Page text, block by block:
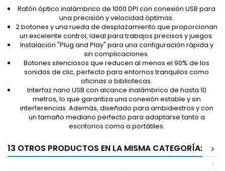
Ratón óptico inalámbrico de 1000 DPI con conexión USB para
una precisión y velocidad óptimas.
2 botones y una rueda de desplazamiento que proporcionan
un excelente control, ideal para trabajos precisos y juegos.
Instalación "Plug and Play" para una configuración rápida y
sin complicaciones.
Botones silenciosos que reducen al menos el 90% de los
sonidos de clic, perfecto para entornos tranquilos como
oficinas o bibliotecas.
Interfaz nano USB con alcance inalámbrico de hasta 10
metros, lo que garantiza una conexión estable y sin
interferencias. Además, diseñado para ambidiestros y con
un tamaño mediano perfecto para adaptarse tanto a
escritorios como a portátiles.
13 OTROS PRODUCTOS EN LA MISMA CATEGORÍA:
>
<